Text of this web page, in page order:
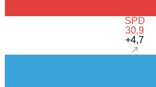
SPD
30,9
+4,7